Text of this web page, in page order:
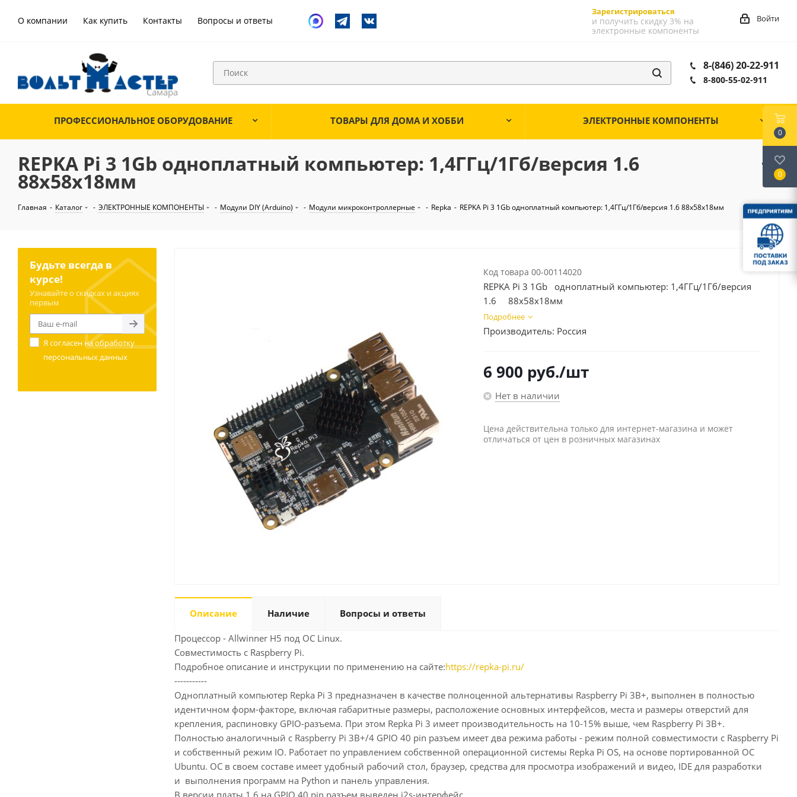
О компании Как купить Контакты Вопросы и ответы
Зарегистрироваться
и получить скидку 3% на
электронные компоненты
Войти
8-(846) 20-22-911
8-800-55-02-911
ПРОФЕССИОНАЛЬНОЕ ОБОРУДОВАНИЕ ТОВАРЫ ДЛЯ ДОМА И ХОББИ ЭЛЕКТРОННЫЕ КОМПОНЕНТЫ
REPKA Pi 3 1Gb одноплатный компьютер: 1,4ГГц/1Гб/версия 1.6
88х58х18мм
Главная - Каталог - ЭЛЕКТРОННЫЕ КОМПОНЕНТЫ - Модули DIY (Arduino) - Модули микроконтроллерные - Repka - REPKA Pi 3 1Gb одноплатный компьютер: 1,4ГГц/1Гб/версия 1.6 88х58х18мм
Код товара 00-00114020
REPKA Pi 3 1Gb одноплатный компьютер: 1,4ГГц/1Гб/версия
1.6 88х58х18мм
Подробнее
Производитель: Россия
6 900 руб./шт
Нет в наличии
Цена действительна только для интернет-магазина и может
отличаться от цен в розничных магазинах
Описание Наличие Вопросы и ответы
Процессор - Allwinner H5 под ОС Linux.
Совместимость с Raspberry Pi.
Подробное описание и инструкции по применению на сайте:https://repka-pi.ru/
-----------
Одноплатный компьютер Repka Pi 3 предназначен в качестве полноценной альтернативы Raspberry Pi 3B+, выполнен в полностью
идентичном форм-факторе, включая габаритные размеры, расположение основных интерфейсов, места и размеры отверстий для
крепления, распиновку GPIO-разъема. При этом Repka Pi 3 имеет производительность на 10-15% выше, чем Raspberry Pi 3B+.
Полностью аналогичный с Raspberry Pi 3B+/4 GPIO 40 pin разъем имеет два режима работы - режим полной совместимости с Raspberry Pi
и собственный режим IO. Работает по управлением собственной операционной системы Repka Pi OS, на основе портированной ОС
Ubuntu. ОC в своем составе имеет удобный рабочий стол, браузер, средства для просмотра изображений и видео, IDE для разработки
и выполнения программ на Python и панель управления.
В версии платы 1.6 на GPIO 40 pin разъем выведен i2s-интерфейс
Будьте всегда в
курсе!
Узнавайте о скидках и акциях
первым
Я согласен наобработку
персональных данных
0
0